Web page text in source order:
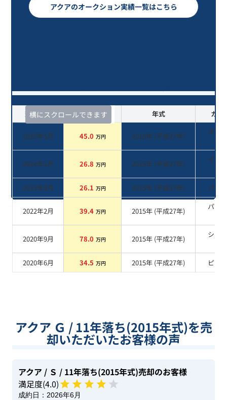
アクアのオークション実績一覧はこちら
横にスクロールできます
査定時期 セルカ実績 年式 カラ
2025年5月 45.0 万円 2015年 (平成27年)
ホワ
2024年1月 26.8 万円 2015年 (平成27年)
イエ
2023年8月
26.1 万円 2015年 (平成27年) パール
2022年2月 39.4 万円 2015年 (平成27年)
パー
2020年9月 78.0 万円 2015年 (平成27年)
シル
2020年6月
34.5 万円 2015年 (平成27年) ピンク
アクア Ｇ / 11年落ち(2015年式)を売
却いただいたお客様の声
アクア / Ｓ / 11年落ち(2015年式)売却のお客様
満足度(4.0)
成約日： 2026年6月